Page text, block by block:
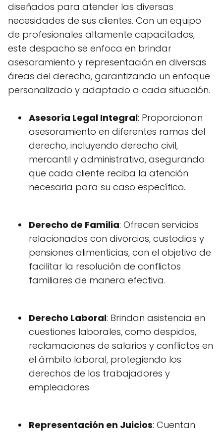
diseñados para atender las diversas
necesidades de sus clientes. Con un equipo
de profesionales altamente capacitados,
este despacho se enfoca en brindar
asesoramiento y representación en diversas
áreas del derecho, garantizando un enfoque
personalizado y adaptado a cada situación.
Asesoría Legal Integral: Proporcionan
asesoramiento en diferentes ramas del
derecho, incluyendo derecho civil,
mercantil y administrativo, asegurando
que cada cliente reciba la atención
necesaria para su caso específico.
Derecho de Familia: Ofrecen servicios
relacionados con divorcios, custodias y
pensiones alimenticias, con el objetivo de
facilitar la resolución de conflictos
familiares de manera efectiva.
Derecho Laboral: Brindan asistencia en
cuestiones laborales, como despidos,
reclamaciones de salarios y conflictos en
el ámbito laboral, protegiendo los
derechos de los trabajadores y
empleadores.
Representación en Juicios: Cuentan